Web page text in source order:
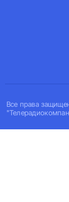
Все права